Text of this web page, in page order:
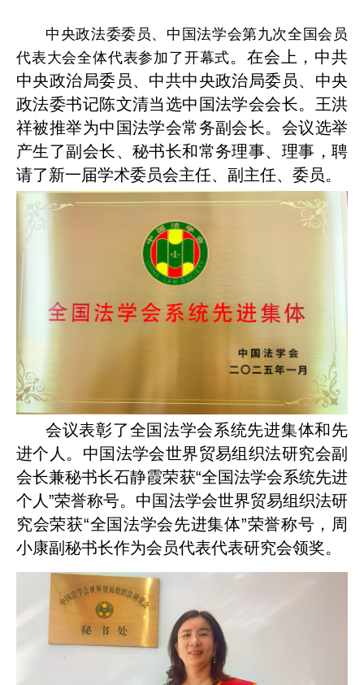
中央政法委委员、中国法学会第九次全国会员
代表大会全体代表参加了开幕式。在会上，中共
中央政治局委员、中共中央政治局委员、中央
政法委书记陈文清当选中国法学会会长。王洪
祥被推举为中国法学会常务副会长。会议选举
产生了副会长、秘书长和常务理事、理事，聘
请了新一届学术委员会主任、副主任、委员。
会议表彰了全国法学会系统先进集体和先
进个人。中国法学会世界贸易组织法研究会副
会长兼秘书长石静霞荣获“全国法学会系统先进
个人”荣誉称号。中国法学会世界贸易组织法研
究会荣获“全国法学会先进集体”荣誉称号，周
小康副秘书长作为会员代表代表研究会领奖。